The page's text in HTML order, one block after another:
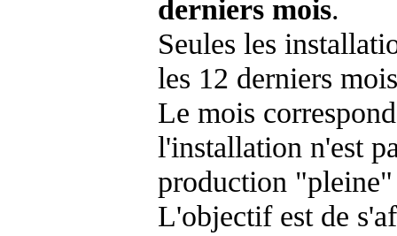
derniers mois.
Seules les
les 12 derniers
Le mois
l'installation n'est
production "pleine"
L'objectif est de